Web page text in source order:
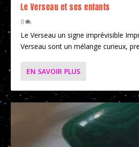
Le Verseau et ses enfants
0
Le Verseau un signe imprévisible
Verseau sont un mélange curieux,
EN SAVOIR PLUS